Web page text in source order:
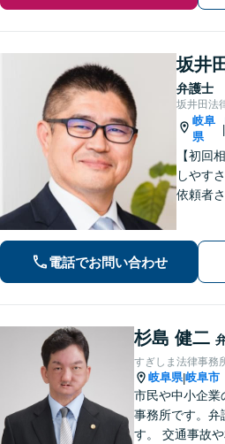
坂井
弁護士
坂井田法
岐阜
県
|
【初回
しやす
依頼者
を一緒
ひご相
電話でお問い合わせ
杉島 健二
すぎしま法律事務
岐阜県|岐阜市
市民や中小企業
事務所です。弁
す。 交通事故や